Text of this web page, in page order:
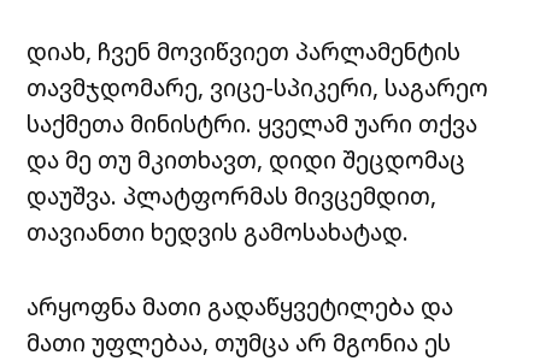
დიახ, ჩვენ მოვიწვიეთ პარლამენტის
თავმჯდომარე, ვიცე-სპიკერი, საგარეო
საქმეთა მინისტრი. ყველამ უარი თქვა
და მე თუ მკითხავთ, დიდი შეცდომაც
დაუშვა. პლატფორმას მივცემდით,
თავიანთი ხედვის გამოსახატად.
არყოფნა მათი გადაწყვეტილება და
მათი უფლებაა, თუმცა არ მგონია ეს